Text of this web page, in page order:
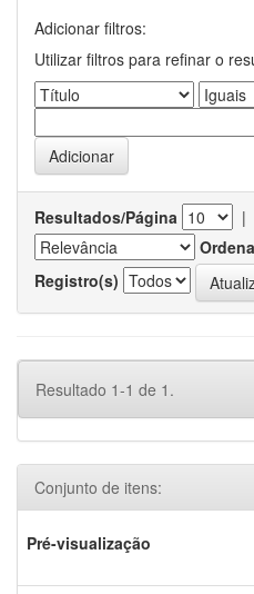
Adicionar filtros:
Utilizar filtros para refinar o
Resultados/Página |
Registro(s)
Resultado 1-1 de 1.
Conjunto de itens:
Pré-visualização